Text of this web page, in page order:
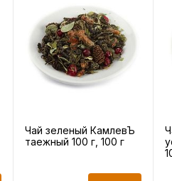
Чай зеленый КамлевЪ
таежный 100 г, 100 г